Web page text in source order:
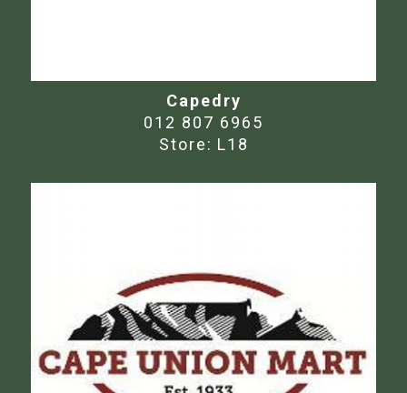
Capedry
012 807 6965
Store: L18